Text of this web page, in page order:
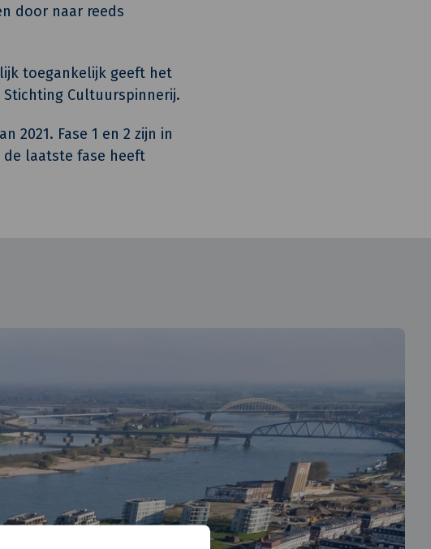
door naar reeds
toegankelijk geeft het
Cultuurspinnerij.
2021. Fase 1 en 2 zijn in
de laatste fase heeft